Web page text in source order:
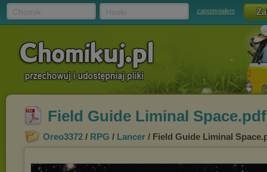
zapomniałem
Field Guide Liminal Space.pdf
Oreo3372 / RPG / Lancer / Field Guide Liminal